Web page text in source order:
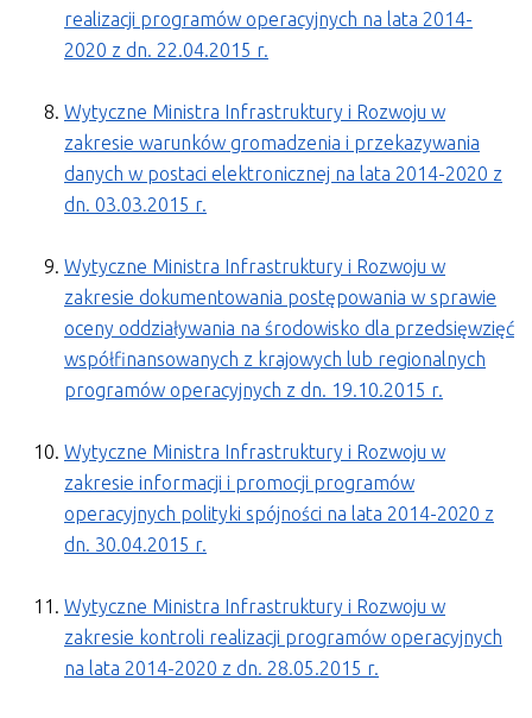
realizacji programów operacyjnych na lata 2014-
2020 z dn. 22.04.2015 r.
Wytyczne Ministra Infrastruktury i Rozwoju w
zakresie warunków gromadzenia i przekazywania
danych w postaci elektronicznej na lata 2014-2020 z
dn. 03.03.2015 r.
Wytyczne Ministra Infrastruktury i Rozwoju w
zakresie dokumentowania postępowania w sprawie
oceny oddziaływania na środowisko dla przedsięwzięć
współfinansowanych z krajowych lub regionalnych
programów operacyjnych z dn. 19.10.2015 r.
Wytyczne Ministra Infrastruktury i Rozwoju w
zakresie informacji i promocji programów
operacyjnych polityki spójności na lata 2014-2020 z
dn. 30.04.2015 r.
Wytyczne Ministra Infrastruktury i Rozwoju w
zakresie kontroli realizacji programów operacyjnych
na lata 2014-2020 z dn. 28.05.2015 r.